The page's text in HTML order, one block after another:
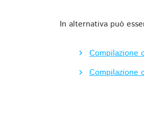
In alternativa può
Compilazione
Compilazione